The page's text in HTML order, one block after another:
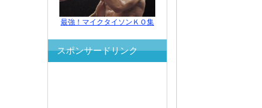
最強！マイクタイソンＫＯ集
スポンサードリンク